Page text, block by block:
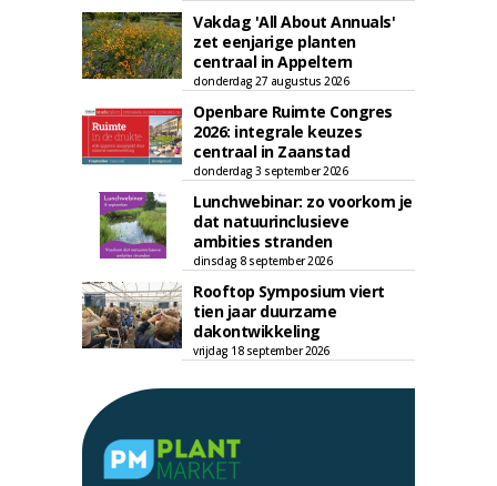
Vakdag 'All About Annuals'
zet eenjarige planten
centraal in Appeltern
donderdag 27 augustus 2026
Openbare Ruimte Congres
2026: integrale keuzes
centraal in Zaanstad
donderdag 3 september 2026
Lunchwebinar: zo voorkom je
dat natuurinclusieve
ambities stranden
dinsdag 8 september 2026
Rooftop Symposium viert
tien jaar duurzame
dakontwikkeling
vrijdag 18 september 2026